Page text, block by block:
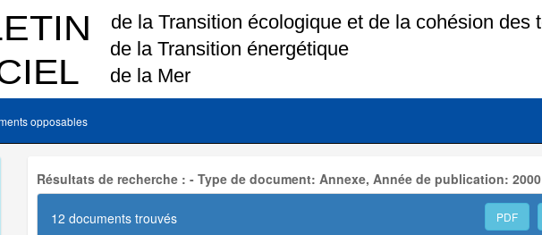
opposables
Résultats de recherche : - Type de document: Annexe, Année de publication: 2000
12 documents trouvés PDF